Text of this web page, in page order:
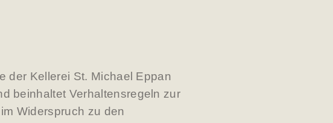
der Kellerei St. Michael Eppan
beinhaltet Verhaltensregeln zur
Widerspruch zu den